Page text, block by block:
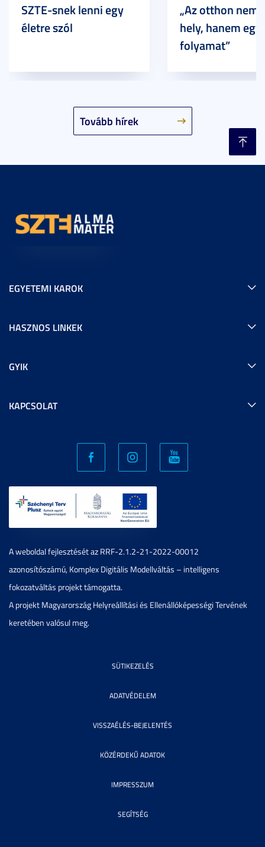
Tovább hírek
SZTE-snek lenni egy
életre szól
„Az otthon nem
hely, hanem egy
folyamat”
EGYETEMI KAROK
HASZNOS LINKEK
GYIK
KAPCSOLAT
A weboldal fejlesztését az RRF-2.1.2-21-2022-00012
azonosítószámú, Komplex Digitális Modellváltás – intelligens
fokozatváltás projekt támogatta.
A projekt Magyarország Helyreállítási és Ellenállóképességi Tervének
keretében valósul meg.
SÜTIKEZELÉS
ADATVÉDELEM
VISSZAÉLÉS-BEJELENTÉS
KÖZÉRDEKŰ ADATOK
IMPRESSZUM
SEGÍTSÉG